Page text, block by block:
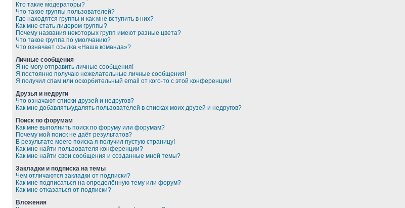
Кто такие модераторы?
Что такое группы пользователей?
Где находятся группы и как мне вступить в них?
Как мне стать лидером группы?
Почему названия некоторых групп имеют разные цвета?
Что такое группа по умолчанию?
Что означает ссылка «Наша команда»?
Личные сообщения
Я не могу отправить личные сообщения!
Я постоянно получаю нежелательные личные сообщения!
Я получил спам или оскорбительный email от кого-то с этой конференции!
Друзья и недруги
Что означают списки друзей и недругов?
Как мне добавлять/удалять пользователей в списках моих друзей и недругов?
Поиск по форумам
Как мне выполнить поиск по форуму или форумам?
Почему мой поиск не даёт результатов?
В результате моего поиска я получил пустую страницу!
Как мне найти пользователя конференции?
Как мне найти свои сообщения и созданные мной темы?
Закладки и подписка на темы
Чем отличаются закладки от подписки?
Как мне подписаться на определённую тему или форум?
Как мне отказаться от подписки?
Вложения